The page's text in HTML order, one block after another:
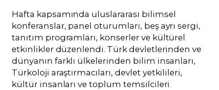
Hafta kapsamında uluslararası bilimsel
konferanslar, panel oturumları, beş ayrı sergi,
tanıtım programları, konserler ve kültürel
etkinlikler düzenlendi. Türk devletlerinden ve
dünyanın farklı ülkelerinden bilim insanları,
Türkoloji araştırmacıları, devlet yetkilileri,
kültür insanları ve toplum temsilcileri